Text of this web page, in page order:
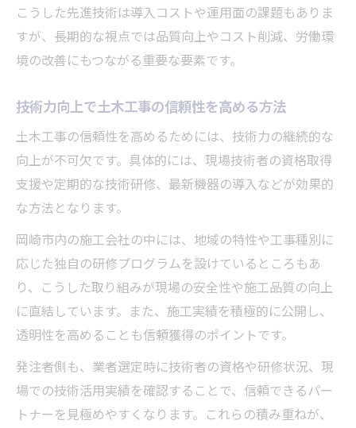
こうした先進技術は導入コストや運用面の課題もありま
すが、長期的な視点では品質向上やコスト削減、労働環
境の改善にもつながる重要な要素です。
技術力向上で土木工事の信頼性を高める方法
土木工事の信頼性を高めるためには、技術力の継続的な
向上が不可欠です。具体的には、現場技術者の資格取得
支援や定期的な技術研修、最新機器の導入などが効果的
な方法となります。
岡崎市内の施工会社の中には、地域の特性や工事種別に
応じた独自の研修プログラムを設けているところもあ
り、こうした取り組みが現場の安全性や施工品質の向上
に直結しています。また、施工実績を積極的に公開し、
透明性を高めることも信頼獲得のポイントです。
発注者側も、業者選定時に技術者の資格や研修状況、現
場での技術活用実績を確認することで、信頼できるパー
トナーを見極めやすくなります。これらの積み重ねが、